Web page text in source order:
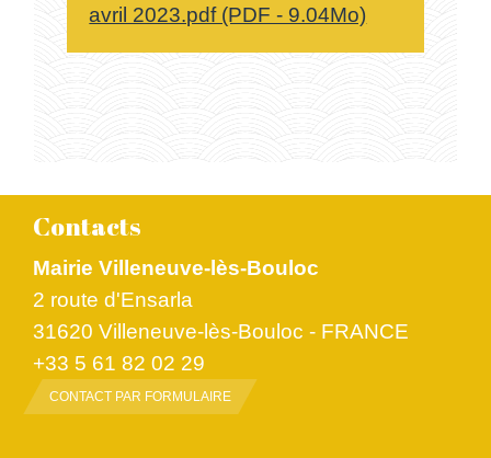
avril 2023.pdf (PDF - 9.04Mo)
Contacts
Mairie Villeneuve-lès-Bouloc
2 route d'Ensarla
31620 Villeneuve-lès-Bouloc - FRANCE
+33 5 61 82 02 29
CONTACT PAR FORMULAIRE